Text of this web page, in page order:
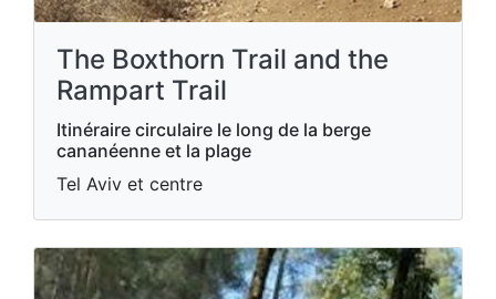
The Boxthorn Trail and the
Rampart Trail
Itinéraire circulaire le long de la berge
cananéenne et la plage
Tel Aviv et centre